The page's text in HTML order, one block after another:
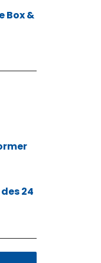
Box &
24